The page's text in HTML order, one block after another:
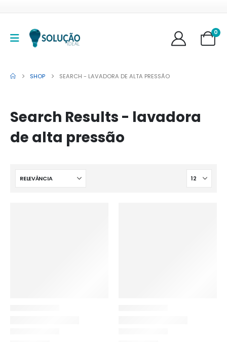
0
SHOP SEARCH - LAVADORA DE ALTA PRESSÃO
Search Results - lavadora
de alta pressão